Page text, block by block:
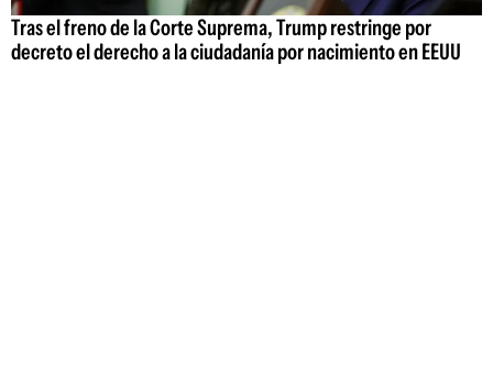
Tras el freno de la Corte Suprema, Trump restringe por
decreto el derecho a la ciudadanía por nacimiento en EEUU